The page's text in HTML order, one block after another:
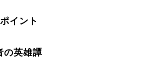
イント
の英雄譚